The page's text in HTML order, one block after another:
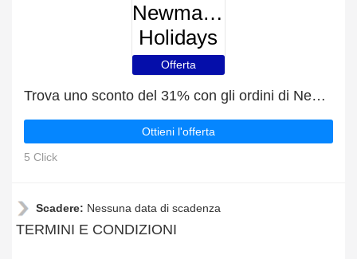
Newmarket
Holidays
Offerta
Trova uno sconto del 31% con gli ordini di Newmarket Holidays
Ottieni l'offerta
5 Click
Scadere: Nessuna data di scadenza
TERMINI E CONDIZIONI